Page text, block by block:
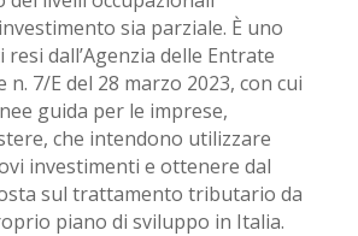
sia parziale. È uno
dall’Agenzia delle Entrate
n. 7/E del 28 marzo 2023, con cui
guida per le imprese,
che intendono utilizzare
investimenti e ottenere dal
sul trattamento tributario da
piano di sviluppo in Italia.